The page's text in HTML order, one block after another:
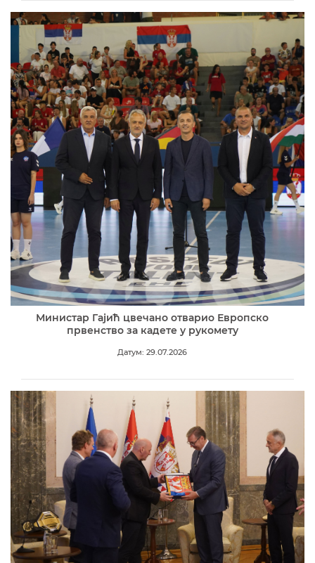
Министар Гајић цвечано отварио Европско
првенство за кадете у рукомету
Датум: 29.07.2026